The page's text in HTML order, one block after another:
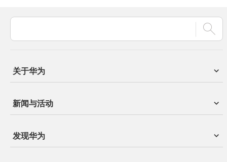
关于华为
新闻与活动
发现华为